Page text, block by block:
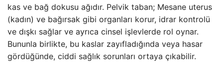
kas ve bağ dokusu ağıdır. Pelvik taban; Mesane uterus
(kadın) ve bağırsak gibi organları korur, idrar kontrolü
ve dışkı sağlar ve ayrıca cinsel işlevlerde rol oynar.
Bununla birlikte, bu kaslar zayıfladığında veya hasar
gördüğünde, ciddi sağlık sorunları ortaya çıkabilir.